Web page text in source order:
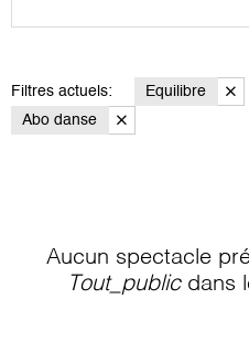
Filtres actuels: Equilibre
Abo danse
Aucun spectacle
Tout_publicdans